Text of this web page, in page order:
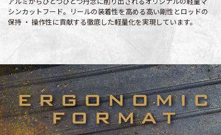
シンカットフード。リールの装着性を高める高い剛性とロッドの
保持 ・ 操作性に貢献する徹底した軽量化を実現しています。